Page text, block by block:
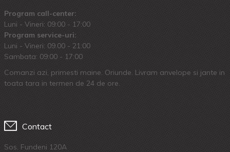
Program call-center:
Luni - Vineri: 09:00 - 17:00
Program service-uri:
Luni - Vineri: 09.00 - 21:00
Sambata: 09:00 - 17:00
Comanzi azi, primesti maine. Oriunde. Livram anvelope si jante in
toata tara in termen de 24 de ore.
Contact
Sos. Fundeni 120A